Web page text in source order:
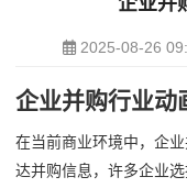
2025-08-26
企业并购行业动
在当前商业环境中，企
达并购信息，许多企业